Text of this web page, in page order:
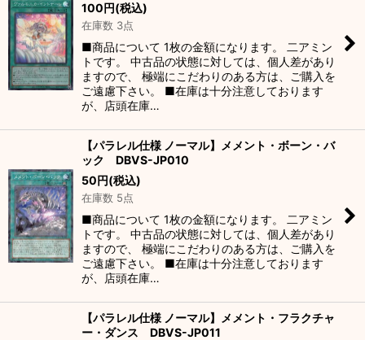
100円(税込)
在庫数 3点
■商品について 1枚の金額になります。 二アミン
トです。 中古品の状態に対しては、個人差があり
ますので、 極端にこだわりのある方は、ご購入を
ご遠慮下さい。 ■在庫は十分注意しております
が、店頭在庫…
【パラレル仕様 ノーマル】メメント・ボーン・バ
ック DBVS-JP010
50円(税込)
在庫数 5点
■商品について 1枚の金額になります。 二アミン
トです。 中古品の状態に対しては、個人差があり
ますので、 極端にこだわりのある方は、ご購入を
ご遠慮下さい。 ■在庫は十分注意しております
が、店頭在庫…
【パラレル仕様 ノーマル】メメント・フラクチャ
ー・ダンス DBVS-JP011